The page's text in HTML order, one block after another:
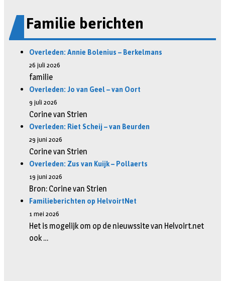
Familie berichten
Overleden: Annie Bolenius – Berkelmans
26 juli 2026
familie
Overleden: Jo van Geel – van Oort
9 juli 2026
Corine van Strien
Overleden: Riet Scheij – van Beurden
29 juni 2026
Corine van Strien
Overleden: Zus van Kuijk – Pollaerts
19 juni 2026
Bron: Corine van Strien
Familieberichten op HelvoirtNet
1 mei 2026
Het is mogelijk om op de nieuwssite van Helvoirt.net
ook …